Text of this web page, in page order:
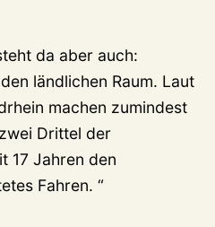
da aber auch:
ländlichen Raum. Laut
machen zumindest
Drittel der
17 Jahren den
Fahren. “